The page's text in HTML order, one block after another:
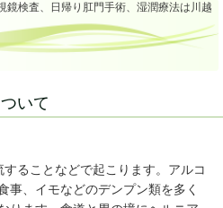
検査、日帰り肛門手術、 湿潤療法は川越
いて
ることなどで起こります。アルコ
事、イモなどのデンプン類を多く